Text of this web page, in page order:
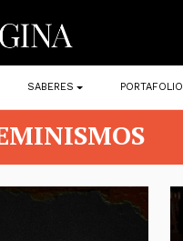
SABERES PORTAFOLIO